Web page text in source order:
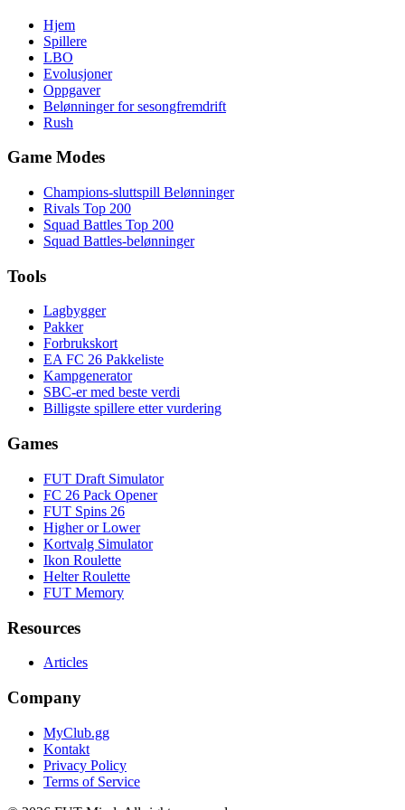
Hjem
Spillere
LBO
Evolusjoner
Oppgaver
Belønninger for sesongfremdrift
Rush
Game Modes
Champions-sluttspill Belønninger
Rivals Top 200
Squad Battles Top 200
Squad Battles-belønninger
Tools
Lagbygger
Pakker
Forbrukskort
EA FC 26 Pakkeliste
Kampgenerator
SBC-er med beste verdi
Billigste spillere etter vurdering
Games
FUT Draft Simulator
FC 26 Pack Opener
FUT Spins 26
Higher or Lower
Kortvalg Simulator
Ikon Roulette
Helter Roulette
FUT Memory
Resources
Articles
Company
MyClub.gg
Kontakt
Privacy Policy
Terms of Service